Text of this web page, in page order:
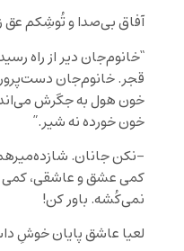
آفاق بی‌صدا و تُوشِکم عق
“خانوم‌جان دیر از راه
قجر. خانوم‌جان
خون هول به جگرش
خون خورده نه شیر.”
-نکن جانان.
کمی عشق و عاشقی، کمی
نمی‌کُشه. باور کن!
لعیا عاشق پایان خوشِ